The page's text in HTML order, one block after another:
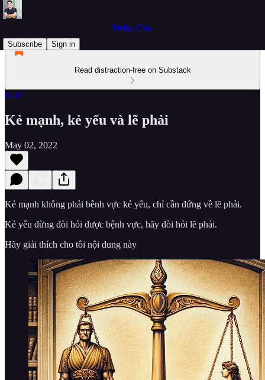
Hello, Chu
Subscribe
Sign in
Read distraction-free on Substack
Note
Kẻ mạnh, kẻ yếu và lẽ phải
May 02, 2022
Kẻ mạnh không phải bênh vực kẻ yếu, chỉ cần đứng về lẽ phải.
Kẻ yếu đừng đòi hỏi được bệnh vực, hãy đòi hỏi lẽ phải.
Hãy giải thích cho tôi nội dung này